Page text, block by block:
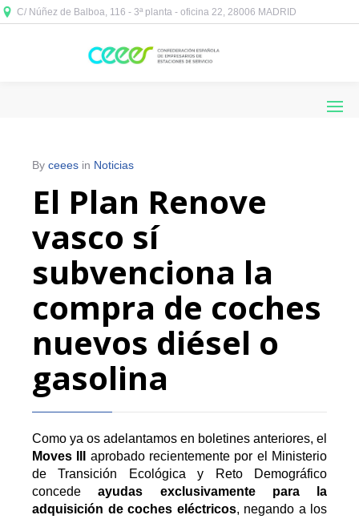
C/ Núñez de Balboa, 116 - 3ª planta - oficina 22, 28006 MADRID
By ceees in Noticias
El Plan Renove
vasco sí
subvenciona la
compra de coches
nuevos diésel o
gasolina
Como ya os adelantamos en boletines anteriores, el
Moves III
aprobado recientemente por el Ministerio
de Transición Ecológica y Reto Demográfico
concedeayudas exclusivamente para la
adquisición de coches eléctricos, negando a los